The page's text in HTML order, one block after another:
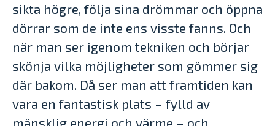
sikta högre, följa sina drömmar och öppna
dörrar som de inte ens visste fanns. Och
när man ser igenom tekniken och börjar
skönja vilka möjligheter som gömmer sig
där bakom. Då ser man att framtiden kan
vara en fantastisk plats – fylld av
mänsklig energi och värme – och